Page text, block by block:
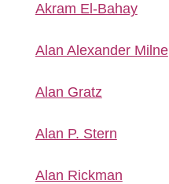
Akram El-Bahay
Alan Alexander Milne
Alan Gratz
Alan P. Stern
Alan Rickman